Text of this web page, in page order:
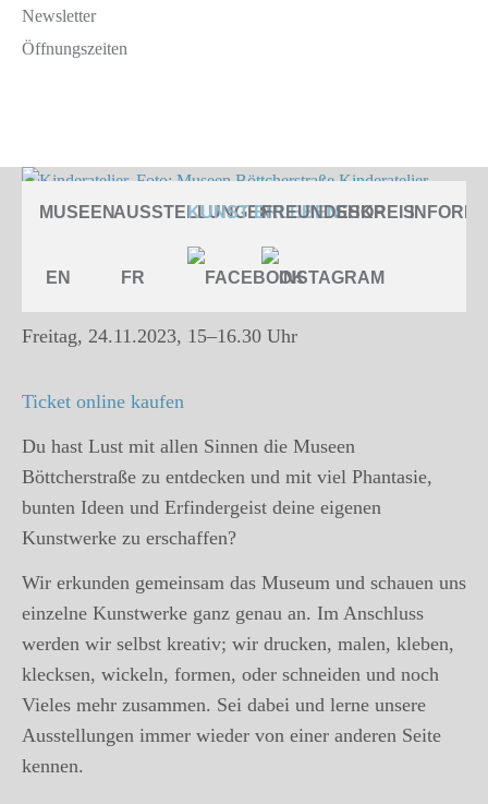
Newsletter
Öffnungszeiten
MUSEENAUSSTELLUNGEN
KUNST ERLEBEN
FREUNDESKREIS
SHOP
EN FR
Kleckse, Kunst und Abenteuer
Kleckse, Kunst und Abenteuer
Freitag, 24.11.2023, 15–16.30 Uhr
Ticket online kaufen
Du hast Lust mit allen Sinnen die Museen
Böttcherstraße zu entdecken und mit viel Phantasie,
bunten Ideen und Erfindergeist deine eigenen
Kunstwerke zu erschaffen?
Wir erkunden gemeinsam das Museum und schauen uns
einzelne Kunstwerke ganz genau an. Im Anschluss
werden wir selbst kreativ; wir drucken, malen, kleben,
klecksen, wickeln, formen, oder schneiden und noch
Vieles mehr zusammen. Sei dabei und lerne unsere
Ausstellungen immer wieder von einer anderen Seite
kennen.